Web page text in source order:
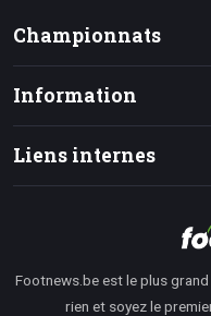
Championnats
Information
Liens internes
Footnews.be est le plus
rien et soyez le